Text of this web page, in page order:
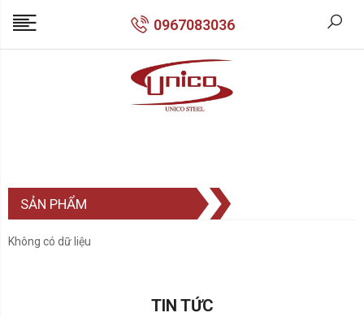
0967083036
SẢN PHẨM
Không có dữ liệu
TIN TỨC